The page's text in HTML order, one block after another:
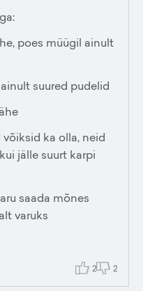
poes müügil ainult
suured pudelid
ka olla, neid
jälle suurt karpi
saada mõnes
varuks
2 2